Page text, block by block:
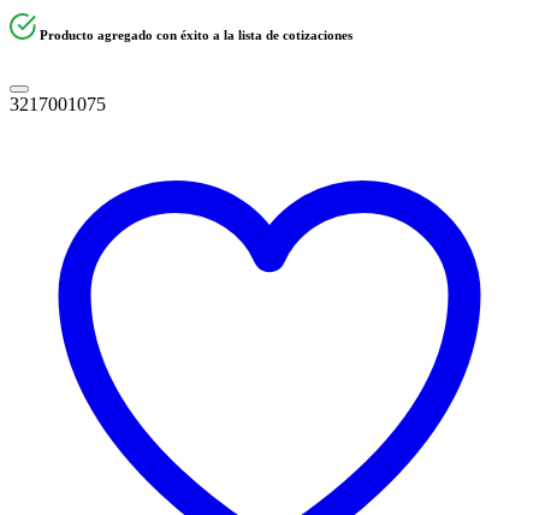
Producto agregado con éxito a la lista de cotizaciones
3217001075